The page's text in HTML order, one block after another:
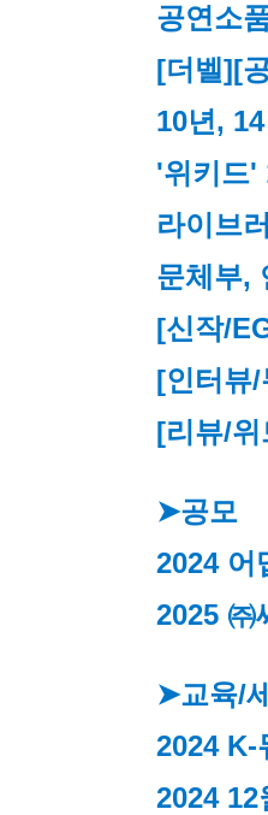
공연소
[더벨][
10년,
'위키드'
라이브
문체부,
[신작/
[인터뷰
[리뷰/
➤공모
2024 어
2025 ㈜
➤교육/
2024 K-
2024